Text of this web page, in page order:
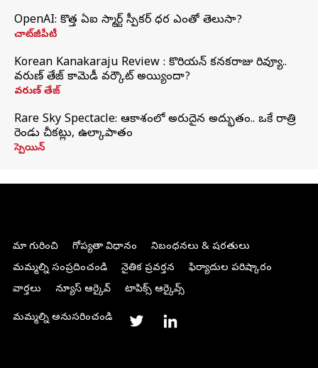
OpenAI: కొత్త ఏఐ స్మార్ట్ స్పీకర్ ధర ఎంతో తెలుసా?
చాట్‌జీపీటీ
Korean Kanakaraju Review : కొరియన్ కనకరాజు రివ్యూ..
వరుణ్ తేజ్ కామెడీ వర్కౌట్ అయ్యిందా?
వరుణ్ తేజ్
Rare Sky Spectacle: ఆకాశంలో అరుదైన అద్భుతం.. ఒకే రాత్రి
రెండు చీకట్లు, ఉల్కాపాతం
స్పెయిన్
మా గురించి గోప్యతా విధానం
నిబంధనలు & షరతులు
మమ్మల్ని సంప్రదించండి
నైతిక ప్రవర్తన
ఫిర్యాదుల పరిష్కారం
వార్తలు
న్యూస్ ఆర్కైవ్ టాపిక్స్ ఆర్కైవ్స్
మమ్మల్ని అనుసరించండి